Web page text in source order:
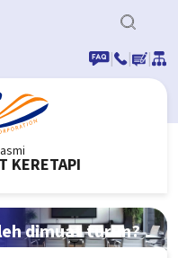
|
| |
KERETAPI
dimuat turun?